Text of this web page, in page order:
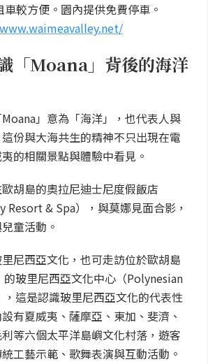
較方便。園內提供免費停車。
「Moana」背後的海洋
」意為「海洋」，也代表人與
份與大海共生的精神不只出現在電
的相關景點與體驗中看見。
胡島的奧拉尼迪士尼度假飯店
Resort & Spa），與莫娜見面合影，
童活動。
尼西亞文化，也可走訪位於歐胡島
的玻里尼西亞文化中心（Polynesian
這是認識玻里尼西亞文化的代表性
有夏威夷、薩摩亞、東加、斐濟、
等六個太平洋島嶼文化村落，遊客
工藝示範、歌舞表演與互動活動。